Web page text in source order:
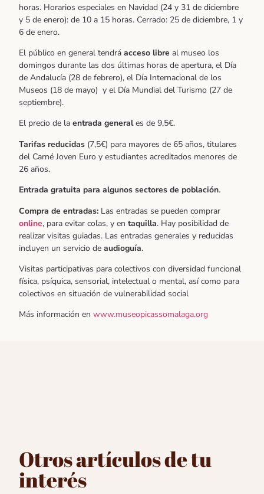
horas. Horarios especiales en Navidad (24 y 31 de diciembre
y 5 de enero): de 10 a 15 horas. Cerrado: 25 de diciembre, 1 y
6 de enero.
El público en general tendráacceso libre al museo los
domingos durante las dos últimas horas de apertura, el Día
de Andalucía (28 de febrero), el Día Internacional de los
Museos (18 de mayo) y el Día Mundial del Turismo (27 de
septiembre).
El precio de laentrada generales de 9,5€.
Tarifas reducidas (7,5€) para mayores de 65 años, titulares
del Carné Joven Euro y estudiantes acreditados menores de
26 años.
Entrada gratuita para algunos sectores de población.
Compra de entradas: Las entradas se pueden comprar
online, para evitar colas, y entaquilla. Hay posibilidad de
realizar visitas guiadas. Las entradas generales y reducidas
incluyen un servicio deaudioguía.
Visitas participativas para colectivos con diversidad funcional
física, psíquica, sensorial, intelectual o mental, así como para
colectivos en situación de vulnerabilidad social
Más información enwww.museopicassomalaga.org
Otros artículos de tu
interés